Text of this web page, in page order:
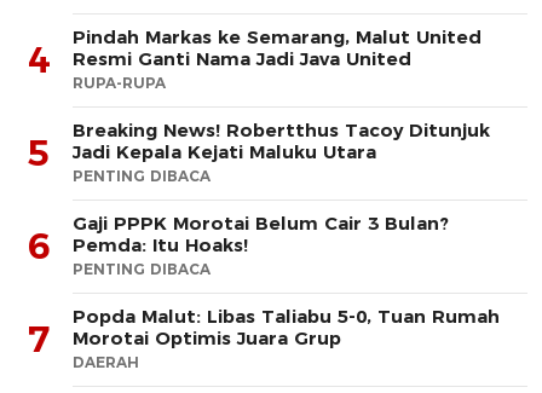
4
Pindah Markas ke Semarang, Malut United
Resmi Ganti Nama Jadi Java United
RUPA-RUPA
5
Breaking News! Robertthus Tacoy Ditunjuk
Jadi Kepala Kejati Maluku Utara
PENTING DIBACA
6
Gaji PPPK Morotai Belum Cair 3 Bulan?
Pemda: Itu Hoaks!
PENTING DIBACA
7
Popda Malut: Libas Taliabu 5-0, Tuan Rumah
Morotai Optimis Juara Grup
DAERAH